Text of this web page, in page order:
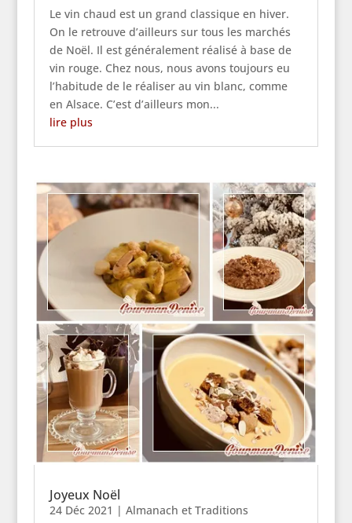
Le vin chaud est un grand classique en hiver.
On le retrouve d’ailleurs sur tous les marchés
de Noël. Il est généralement réalisé à base de
vin rouge. Chez nous, nous avons toujours eu
l’habitude de le réaliser au vin blanc, comme
en Alsace. C’est d’ailleurs mon...
lire plus
Joyeux Noël
24 Déc 2021 | Almanach et Traditions